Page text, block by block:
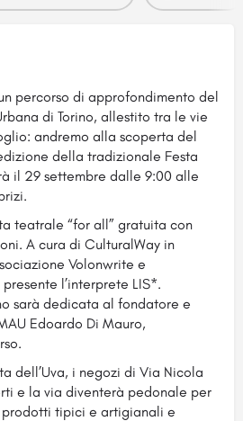
percorso di approfondimento del
di Torino, allestito tra le vie
andremo alla scoperta del
della tradizionale Festa
il 29 settembre dalle 9:00 alle
teatrale “for all” gratuita con
A cura di CulturalWay in
Volonwrite e
l’interprete LIS*.
sarà dedicata al fondatore e
Edoardo Di Mauro,
dell’Uva, i negozi di Via Nicola
e la via diventerà pedonale per
tipici e artigianali e